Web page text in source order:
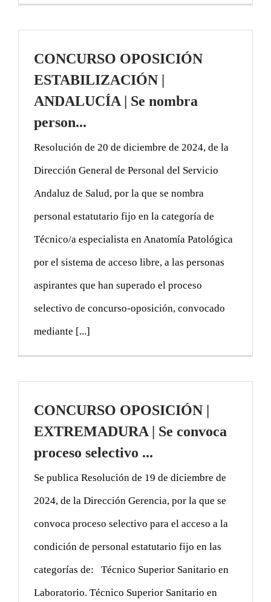
CONCURSO OPOSICIÓN
ESTABILIZACIÓN |
ANDALUCÍA | Se nombra
person...
Resolución de 20 de diciembre de 2024, de la
Dirección General de Personal del Servicio
Andaluz de Salud, por la que se nombra
personal estatutario fijo en la categoría de
Técnico/a especialista en Anatomía Patológica
por el sistema de acceso libre, a las personas
aspirantes que han superado el proceso
selectivo de concurso-oposición, convocado
mediante [...]
CONCURSO OPOSICIÓN |
EXTREMADURA | Se convoca
proceso selectivo ...
Se publica Resolución de 19 de diciembre de
2024, de la Dirección Gerencia, por la que se
convoca proceso selectivo para el acceso a la
condición de personal estatutario fijo en las
categorías de: Técnico Superior Sanitario en
Laboratorio. Técnico Superior Sanitario en